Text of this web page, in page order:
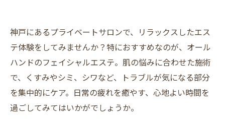
神戸にあるプライベートサロンで、リラックスしたエス
テ体験をしてみませんか？特におすすめなのが、オール
ハンドのフェイシャルエステ。肌の悩みに合わせた施術
で、くすみやシミ、シワなど、トラブルが気になる部分
を集中的にケア。日常の疲れを癒やす、心地よい時間を
過ごしてみてはいかがでしょうか。